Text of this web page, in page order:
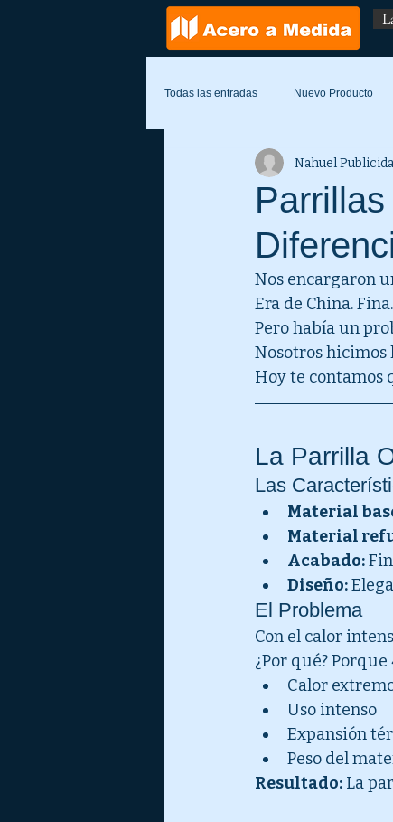
Todas las entradas Nuevo Producto
Nahuel
Nos encargaron
Era de China.
Pero había un
Nosotros hicimos
Hoy te contamos
La Parrilla
Las
Material
Material
Acabado:
Diseño:
El Problema
Con el calor
¿Por qué?
Calor
Uso intenso
Expansión
Peso del
Resultado: La